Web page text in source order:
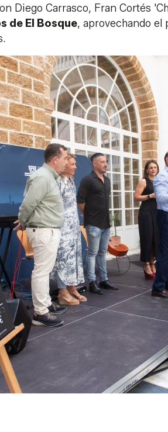
Diego Carrasco, Fran Cortés
de El Bosque, aprovechando el